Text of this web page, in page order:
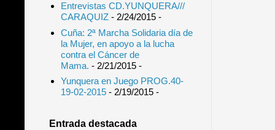
Entrevistas CD.YUNQUERA///
CARAQUIZ- 2/24/2015-
Cuña: 2ª Marcha Solidaria día de
la Mujer, en apoyo a la lucha
contra el Cáncer de
Mama. - 2/21/2015-
Yunquera en Juego PROG.40-
19-02-2015- 2/19/2015-
Entrada destacada